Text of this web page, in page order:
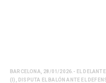
BARCELONA, 28/01/2026.- EL
(I), DISPUTA EL BALÓN ANTE EL